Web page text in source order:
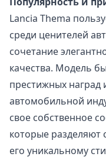
Lancia Thema
среди ценителей
сочетание
качества. Модель
престижных наград
автомобильной
свое собственное
которые разделяют
его уникальному